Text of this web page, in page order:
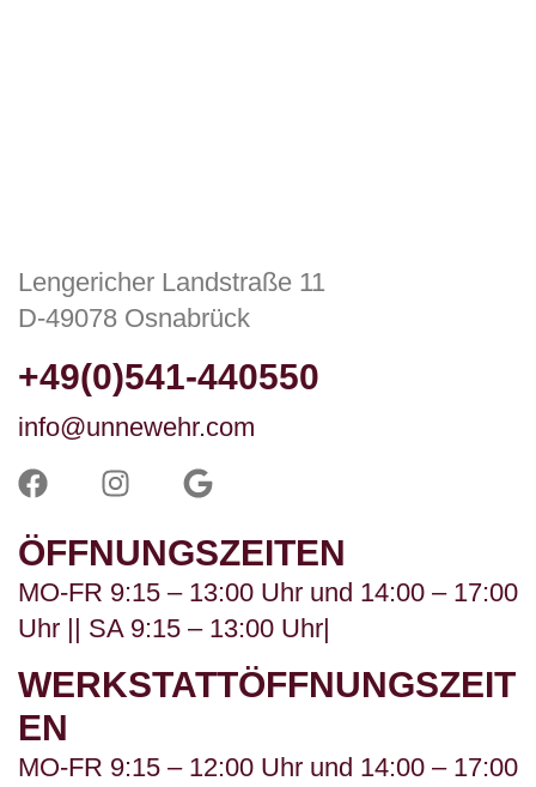
Lengericher Landstraße 11
D-49078 Osnabrück
+49(0)541-440550
info@unnewehr.com
ÖFFNUNGSZEITEN
MO-FR 9:15 – 13:00 Uhr und 14:00 – 17:00
Uhr || SA 9:15 – 13:00 Uhr|
WERKSTATTÖFFNUNGSZEIT
EN
MO-FR 9:15 – 12:00 Uhr und 14:00 – 17:00